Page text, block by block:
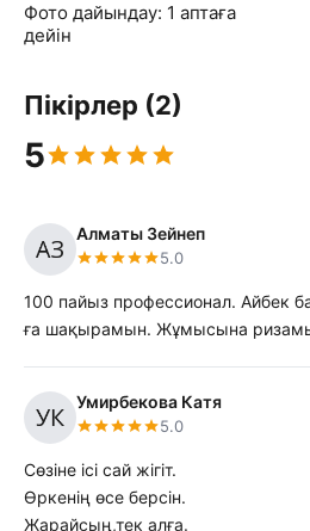
Фото дайындау: 1 аптаға
дейін
Пікірлер (2)
5
Алматы Зейнеп
5.0
100 пайыз профессионал. Айбек
ға шақырамын. Жұмысына
Умирбекова Катя
5.0
Сөзіне ісі сай жігіт.
Өркенің өсе берсін.
Жарайсың,тек алға.